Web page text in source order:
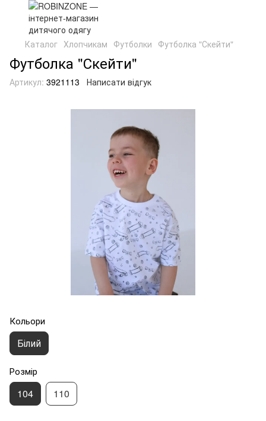
Каталог Хлопчикам Футболки Футболка "Скейти"
Футболка "Скейти"
Артикул: 3921113 Написати відгук
Кольори
Білий
Розмір
104 110